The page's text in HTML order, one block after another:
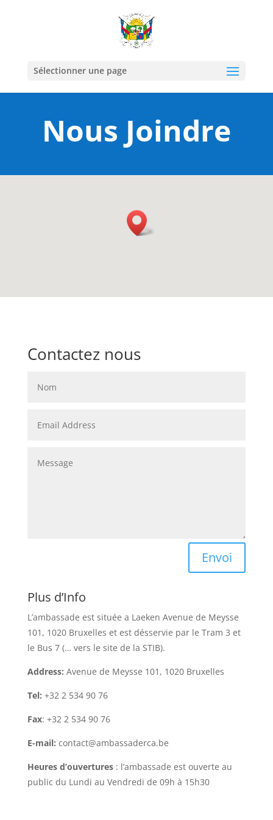
Sélectionner une page
Nous Joindre
Contactez nous
Envoi
Plus d’Info
L’ambassade est située a Laeken Avenue de Meysse
101, 1020 Bruxelles et est désservie par le Tram 3 et
le Bus 7 (… vers le site de la STIB).
Address: Avenue de Meysse 101, 1020 Bruxelles
Tel: +32 2 534 90 76
Fax: +32 2 534 90 76
E-mail: contact@ambassaderca.be
Heures d’ouvertures: l’ambassade est ouverte au
public du Lundi au Vendredi de 09h à 15h30